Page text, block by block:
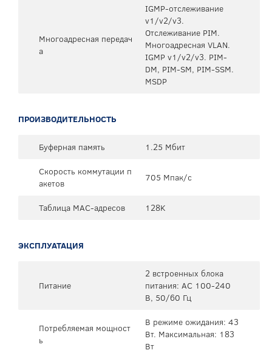
Многоадресная передач
а
IGMP-отслеживание
v1/v2/v3.
Отслеживание PIM.
Многоадресная VLAN.
IGMP v1/v2/v3. PIM-
DM, PIM-SM, PIM-SSM.
MSDP
ПРОИЗВОДИТЕЛЬНОСТЬ
Буферная память
1.25 Мбит
Скорость коммутации п
акетов
705 Мпак/с
Таблица MAC-адресов 128K
ЭКСПЛУАТАЦИЯ
Питание
2 встроенных блока
питания: AC 100-240
В, 50/60 Гц
Потребляемая мощност
ь
В режиме ожидания: 43
Вт. Максимальная: 183
Вт